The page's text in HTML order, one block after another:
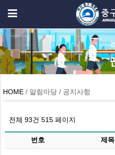
HOME / 알림마당 / 공지사항
전체 93건 515 페이지
번호 제목